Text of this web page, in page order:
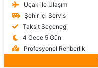
Uçak ile Ulaşım
Şehir İçi Servis
Taksit Seçeneği
4 Gece 5 Gün
Profesyonel Rehberlik